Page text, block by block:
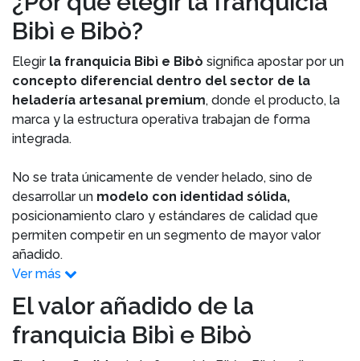
Bibì e Bibò?
Elegir la franquicia Bibì e Bibò significa apostar por un
concepto diferencial dentro del sector de la
heladería artesanal premium, donde el producto, la
marca y la estructura operativa trabajan de forma
integrada.
No se trata únicamente de vender helado, sino de
desarrollar un modelo con identidad sólida,
posicionamiento claro y estándares de calidad que
permiten competir en un segmento de mayor valor
añadido.
Ver más
El valor añadido de la
franquicia Bibì e Bibò